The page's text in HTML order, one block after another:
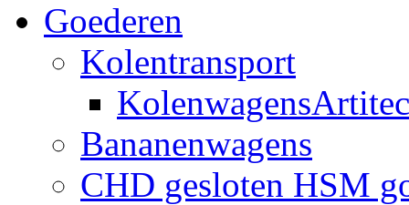
Goederen
Kolentransport
KolenwagensArtitec
Bananenwagens
CHD gesloten HSM